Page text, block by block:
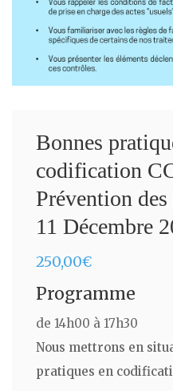
Bonnes
codification
Prévention
11 Décembre
250,00€
Programme
de 14h00 à 17h30
Nous mettrons en
pratiques en